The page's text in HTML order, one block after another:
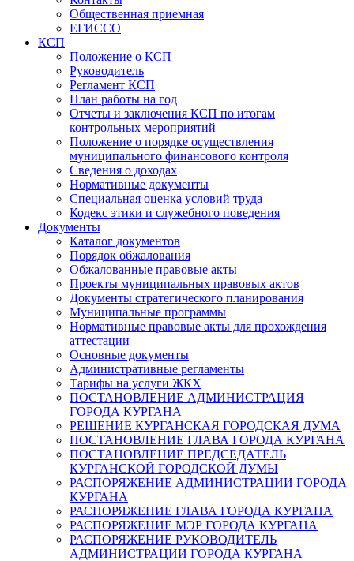
Общественная приемная
ЕГИССО
КСП
Положение о КСП
Руководитель
Регламент КСП
План работы на год
Отчеты и заключения КСП по итогам
контрольных мероприятий
Положение о порядке осуществления
муниципального финансового контроля
Сведения о доходах
Нормативные документы
Специальная оценка условий труда
Кодекс этики и служебного поведения
Документы
Каталог документов
Порядок обжалования
Обжалованные правовые акты
Проекты муниципальных правовых актов
Документы стратегического планирования
Муниципальные программы
Нормативные правовые акты для прохождения
аттестации
Основные документы
Административные регламенты
Тарифы на услуги ЖКХ
ПОСТАНОВЛЕНИЕ АДМИНИСТРАЦИЯ
ГОРОДА КУРГАНА
РЕШЕНИЕ КУРГАНСКАЯ ГОРОДСКАЯ ДУМА
ПОСТАНОВЛЕНИЕ ГЛАВА ГОРОДА КУРГАНА
ПОСТАНОВЛЕНИЕ ПРЕДСЕДАТЕЛЬ
КУРГАНСКОЙ ГОРОДСКОЙ ДУМЫ
РАСПОРЯЖЕНИЕ АДМИНИСТРАЦИИ ГОРОДА
КУРГАНА
РАСПОРЯЖЕНИЕ ГЛАВА ГОРОДА КУРГАНА
РАСПОРЯЖЕНИЕ МЭР ГОРОДА КУРГАНА
РАСПОРЯЖЕНИЕ РУКОВОДИТЕЛЬ
АДМИНИСТРАЦИИ ГОРОДА КУРГАНА